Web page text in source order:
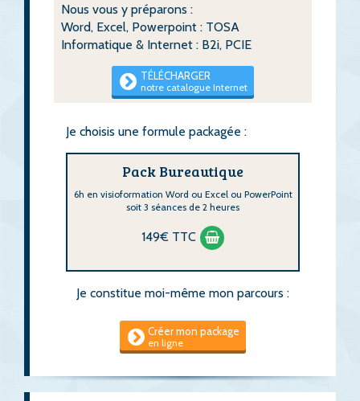
Nous vous y préparons :
Word, Excel, Powerpoint : TOSA
Informatique & Internet : B2i, PCIE
TÉLÉCHARGER
notre catalogue Internet
Je choisis une formule packagée :
Pack Bureautique
6h en visioformation Word ou Excel ou PowerPoint
soit 3 séances de 2 heures
149€ TTC
Je constitue moi-même mon parcours :
Créer mon package
en ligne